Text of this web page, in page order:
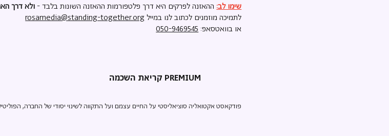
שימו לב: ההאזנה לפרקים היא דרך פלטפורמות ההאזנה השונות בלבד - ולא דרך
לתמיכה מוזמנים לכתוב לנו במיילrosamedia@standing-together.org
או בוואטסאפ: 050-9469545
קריאת השכמה PREMIUM
פודקאסט אקטואליה סוציאליסטי על החיים עצמם ועל התקווה לשינוי יסודי של החברה,